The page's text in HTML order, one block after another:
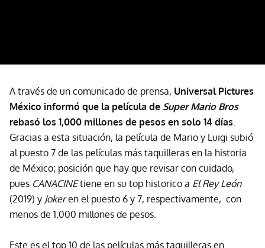
A través de un comunicado de prensa, Universal Pictures
México informó que la película de Super Mario Bros
rebasó los 1,000 millones de pesos en solo 14 días
Gracias a esta situación, la película de Mario y Luigi subió
al puesto 7 de las películas más taquilleras en la historia
de México; posición que hay que revisar con cuidado,
pues CANACINEtiene en su top historico a El Rey León
(2019) y Jokeren el puesto 6 y 7, respectivamente, con
menos de 1,000 millones de pesos.
Este es el top 10 de las películas más taquilleras en